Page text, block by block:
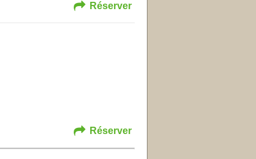
Réserver
Réserver